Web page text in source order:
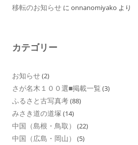
移転のお知らせ に onnanomiyako より
カテゴリー
お知らせ(2)
さが名木１００選■掲載一覧 (3)
ふるさと古写真考(88)
みさき道の道塚 (14)
中国（島根・鳥取） (22)
中国（広島・岡山） (5)